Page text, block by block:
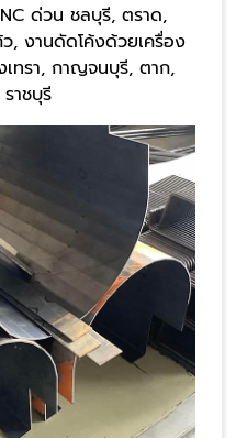
ด่วน ชลบุรี, ตราด,
, งานดัดโค้งด้วยเครื่อง
เทรา, กาญจนบุรี, ตาก,
าชบุรี